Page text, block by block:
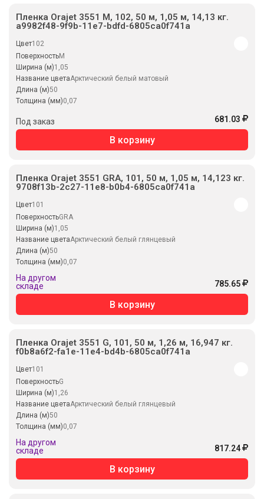
Пленка Orajet 3551 M, 102, 50 м, 1,05 м, 14,13 кг.
a9982f48-9f9b-11e7-bdfd-6805ca0f741a
Цвет102
ПоверхностьM
Ширина (м)1,05
Название цветаАрктический белый матовый
Длина (м)50
Толщина (мм)0,07
Под заказ 681.03
В корзину
Пленка Orajet 3551 GRA, 101, 50 м, 1,05 м, 14,123 кг.
9708f13b-2c27-11e8-b0b4-6805ca0f741a
Цвет101
ПоверхностьGRA
Ширина (м)1,05
Название цветаАрктический белый глянцевый
Длина (м)50
Толщина (мм)0,07
На другом
складе
785.65
В корзину
Пленка Orajet 3551 G, 101, 50 м, 1,26 м, 16,947 кг.
f0b8a6f2-fa1e-11e4-bd4b-6805ca0f741a
Цвет101
ПоверхностьG
Ширина (м)1,26
Название цветаАрктический белый глянцевый
Длина (м)50
Толщина (мм)0,07
На другом
складе
817.24
В корзину